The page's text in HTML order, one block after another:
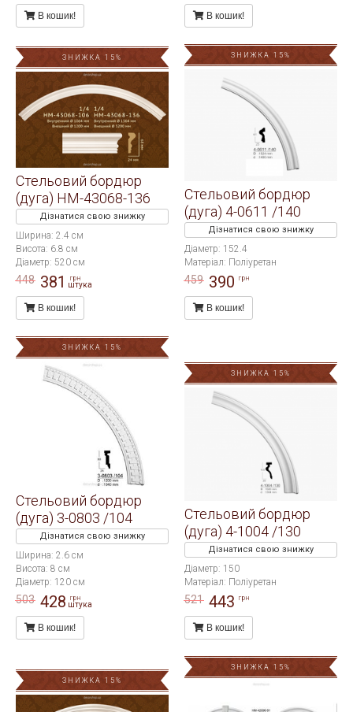
В кошик! В кошик!
ЗНИЖКА 15%
Стельовий бордюр
(дуга) HM-43068-136
Дізнатися свою знижку
Ширина: 2.4 см
Висота: 6.8 см
Діаметр: 520 см
448 381 грн
штука
В кошик!
ЗНИЖКА 15%
Стельовий бордюр
(дуга) 4-0611 /140
Дізнатися свою знижку
Діаметр: 152.4
Матеріал: Поліуретан
459 390 грн
В кошик!
ЗНИЖКА 15%
Стельовий бордюр
(дуга) 3-0803 /104
Дізнатися свою знижку
Ширина: 2.6 см
Висота: 8 см
Діаметр: 120 см
503 428 грн
штука
В кошик!
ЗНИЖКА 15%
Стельовий бордюр
(дуга) 4-1004 /130
Дізнатися свою знижку
Діаметр: 150
Матеріал: Поліуретан
521 443 грн
В кошик!
ЗНИЖКА 15%
ЗНИЖКА 15%